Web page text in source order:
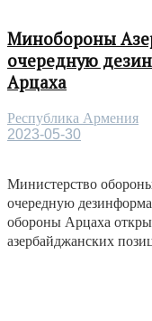
Минобороны
очередную
Арцаха
Республика Армения
2023-05-30
Министерство
очередную
обороны Арцаха
азербайджанских